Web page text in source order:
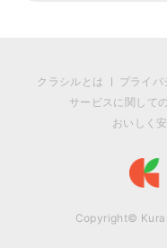
クラシルとは プライバ
サービスに関して
おいしく
Copyright©